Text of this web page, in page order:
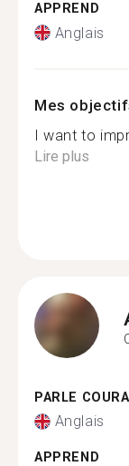
APPREND
Anglais
Mes
I want to
Lire plus
PARLE
Anglais
APPREND